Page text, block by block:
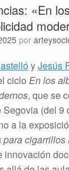
«En
por
yJesús
ciclo En los
, que se
(del 9
a la
cigarrillos
innovación